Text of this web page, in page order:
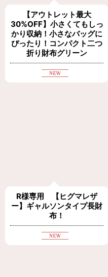
【アウトレット最大
30%OFF】小さくてもしっ
かり収納！小さなバッグに
ぴったり！コンパクト二つ
折り財布グリーン
R様専用 【ヒグマレザ
ー】ギャルソンタイプ長財
布！